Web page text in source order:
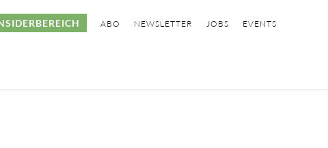
ABO NEWSLETTER JOBS EVENTS